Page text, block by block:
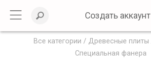
Создать аккаунт
Все категории Древесные плиты
Специальная фанера